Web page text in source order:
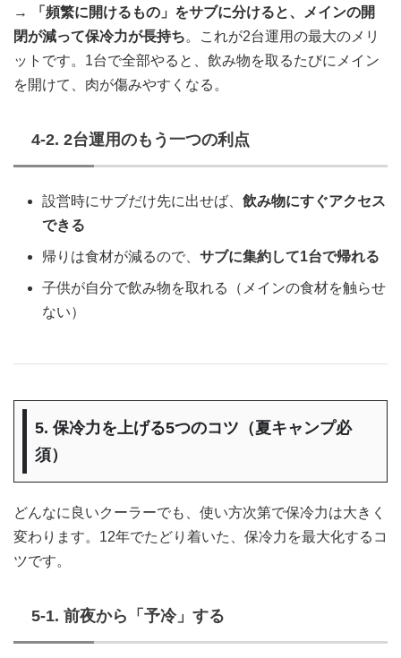
→
「頻繁に開けるもの」をサブに分けると、メインの開
閉が減って保冷力が長持ち。これが2台運用の最大のメリ
ットです。1台で全部やると、飲み物を取るたびにメイン
を開けて、肉が傷みやすくなる。
4-2. 2台運用のもう一つの利点
設営時にサブだけ先に出せば、 飲み物にすぐアクセス
できる
帰りは食材が減るので、 サブに集約して1台で帰れる
子供が自分で飲み物を取れる（メインの食材を触らせ
ない）
5. 保冷力を上げる5つのコツ（夏キャンプ必
須）
どんなに良いクーラーでも、使い方次第で保冷力は大きく
変わります。12年でたどり着いた、保冷力を最大化するコ
ツです。
5-1. 前夜から「予冷」する